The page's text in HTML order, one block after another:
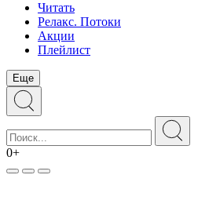
Читать
Релакс. Потоки
Акции
Плейлист
Еще
0+